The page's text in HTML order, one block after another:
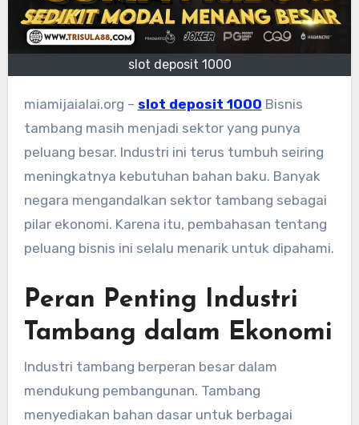
slot deposit 1000
miamijaialai.org – slot deposit 1000 Bisnis
tambang masih menjadi sektor yang punya
peluang besar. Industri ini terus tumbuh seiring
meningkatnya kebutuhan bahan baku. Banyak
negara mengandalkan sektor tambang sebagai
pilar ekonomi. Karena itu, pembahasan tentang
peluang bisnis ini selalu menarik untuk dipahami.
Peran Penting Industri
Tambang dalam Ekonomi
Industri tambang berperan besar dalam
mendukung pembangunan. Tambang
menyediakan bahan dasar untuk berbagai